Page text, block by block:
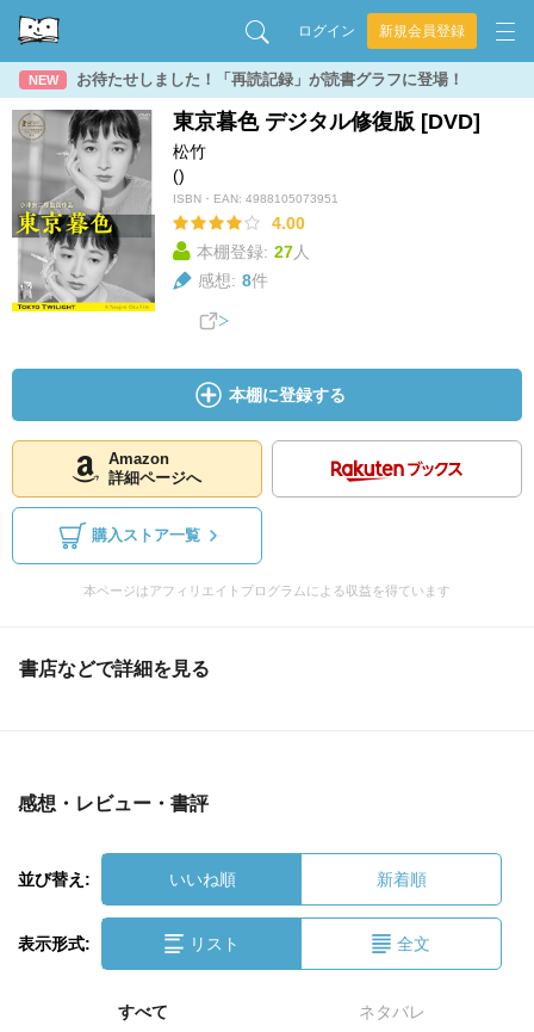
ログイン 新規会員登録
NEW お待たせしました！「再読記録」が読書グラフに登場！
東京暮色 デジタル修復版 [DVD]
松竹
()
ISBN・EAN: 4988105073951
4.00
本棚登録: 27人
感想: 8件
本棚に登録する
Amazon
詳細ページへ
購入ストア一覧
本ページはアフィリエイトプログラムによる収益を得ています
書店などで詳細を見る
感想・レビュー・書評
並び替え: いいね順 新着順
表示形式: リスト 全文
すべて ネタバレ